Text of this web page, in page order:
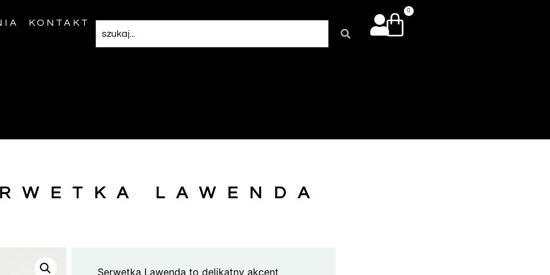
KONTAKT
0
LAWENDA
Serwetka Lawenda to delikatny akcent